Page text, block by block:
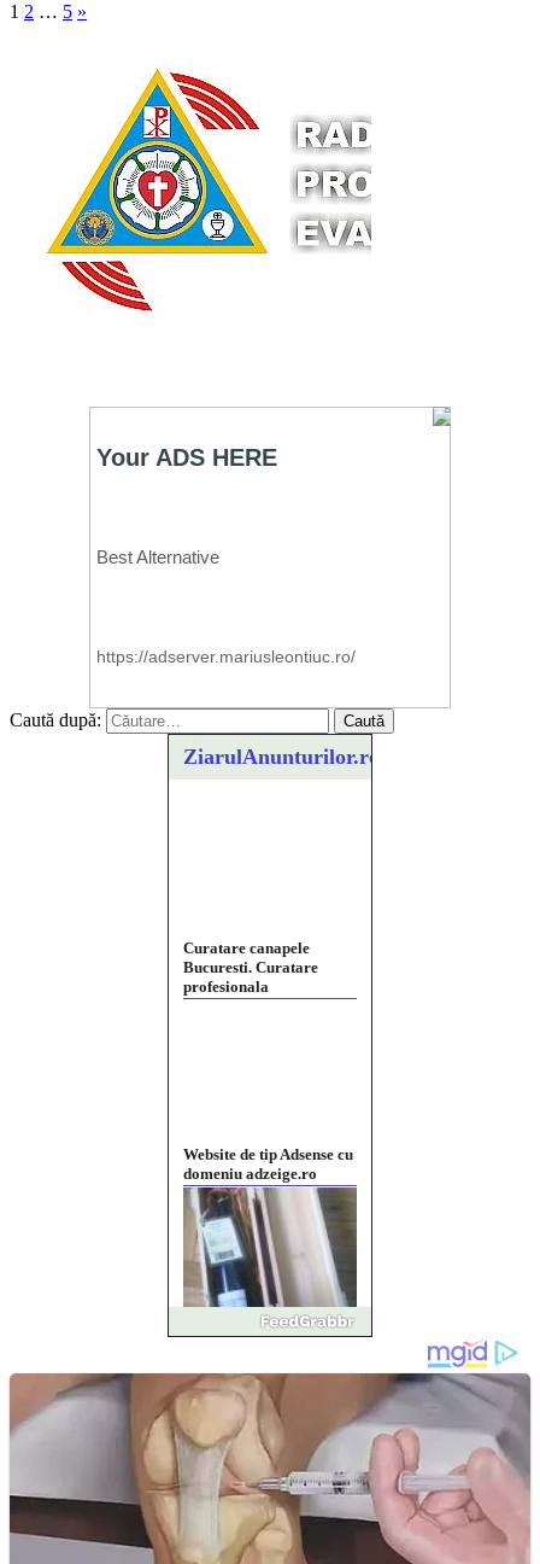
1 2 … 5 »
Caută după:
ZiarulAnunturilor.ro
Vând sticlă cu vin din
1958 Murfatlar
Chardonnay
Împrumut si investitii